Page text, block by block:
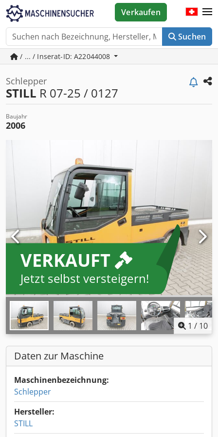
Suchen
Verkaufen
/ ... / Inserat-ID: A22044008
Schlepper
STILL R 07-25 / 0127
Baujahr
2006
VERKAUFT
Jetzt selbst versteigern!
1 / 10
Daten zur Maschine
Maschinenbezeichnung:
Schlepper
Hersteller:
STILL